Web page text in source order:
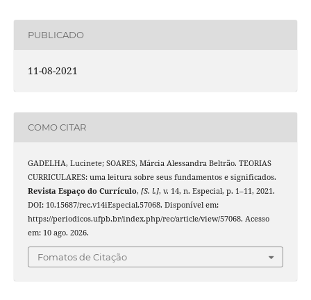
PUBLICADO
11-08-2021
COMO CITAR
GADELHA, Lucinete; SOARES, Márcia Alessandra Beltrão. TEORIAS
CURRICULARES: uma leitura sobre seus fundamentos e significados.
Revista Espaço do Currículo, [S. l.], v. 14, n. Especial, p. 1–11, 2021.
DOI: 10.15687/rec.v14iEspecial.57068. Disponível em:
https://periodicos.ufpb.br/index.php/rec/article/view/57068. Acesso
em: 10 ago. 2026.
Fomatos de Citação